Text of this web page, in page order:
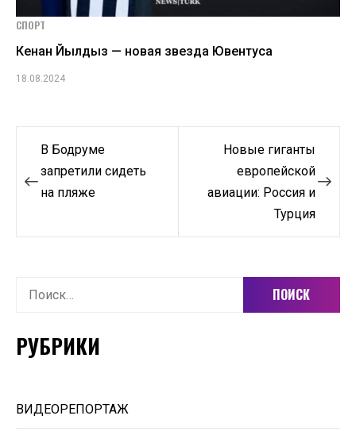
СПОРТ
Кенан Йылдыз — новая звезда Ювентуса
18.08.2024
Навигация
по
В Бодруме
запретили сидеть
на пляже
Новые гиганты
европейской
авиации: Россия и
Турция
Найти:
РУБРИКИ
ВИДЕОРЕПОРТАЖ